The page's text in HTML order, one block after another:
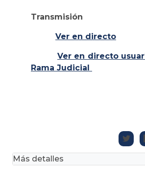
Transmisión
Ver en directo
Ver en directo
Rama Judicial
Más detalles